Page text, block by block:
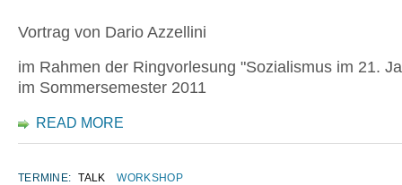
Vortrag von Dario Azzellini
im Rahmen der Ringvorlesung "Sozialismus im 21.
im Sommersemester 2011
READ MORE
TERMINE: TALK WORKSHOP